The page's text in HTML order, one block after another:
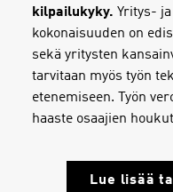
kilpailukyky. Yritys-
kokonaisuuden on
sekä yritysten
tarvitaan myös työn
etenemiseen. Työn
haaste osaajien
Lue lisää